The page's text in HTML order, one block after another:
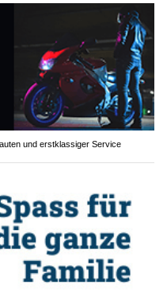
und erstklassiger Service